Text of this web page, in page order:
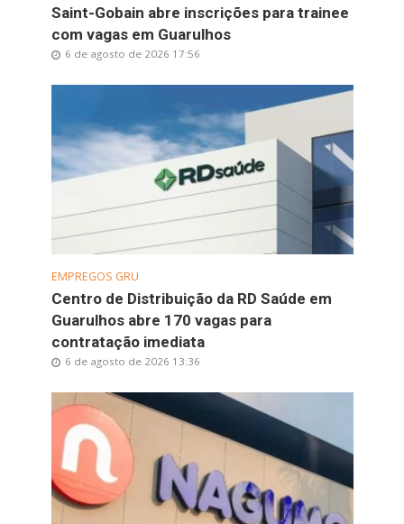
Saint-Gobain abre inscrições para trainee
com vagas em Guarulhos
6 de agosto de 2026 17:56
EMPREGOS GRU
Centro de Distribuição da RD Saúde em
Guarulhos abre 170 vagas para
contratação imediata
6 de agosto de 2026 13:36